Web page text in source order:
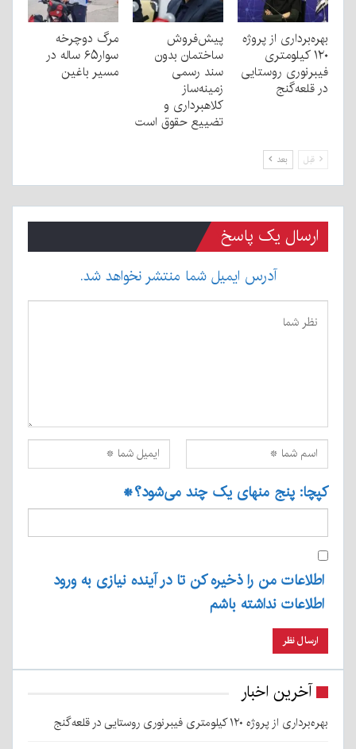
بهره‌برداری از پروژه
۱۲۰ کیلومتری
فیبرنوری روستایی
در قلعه‌گنج
پیش‌فروش
ساختمان بدون
سند رسمی
زمینه‌ساز
کلاهبرداری و
تضییع حقوق است
مرگ دوچرخه
سوار۶۵ ساله در
مسیر باغین
قبل بعد
ارسال یک پاسخ
آدرس ایمیل شما منتشر نخواهد شد.
کپچا: پنج منهای یک چند می‌شود؟*
اطلاعات من را ذخیره کن تا در آینده نیازی به ورود
اطلاعات نداشته باشم
آخرین اخبار
بهره‌برداری از پروژه ۱۲۰ کیلومتری فیبرنوری روستایی در قلعه‌گنج